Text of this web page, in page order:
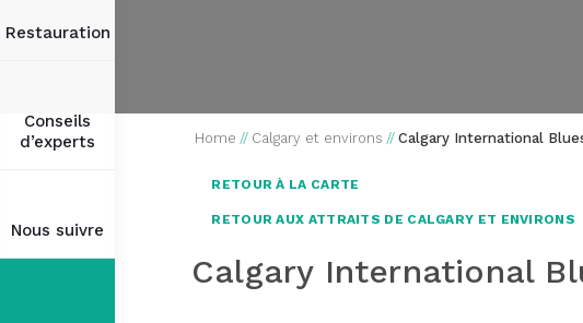
Restauration
Conseils
d’experts
Nous suivre
Home // Calgary et environs // Calgary International
RETOUR À LA CARTE
RETOUR AUX ATTRAITS DE CALGARY ET ENVIRONS
Calgary International